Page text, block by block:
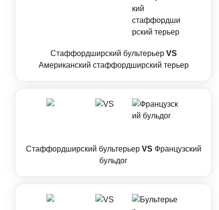
Стаффордширский бультерьер VS
Американский стаффордширский терьер
Стаффордширский бультерьер VS Французский
бульдог